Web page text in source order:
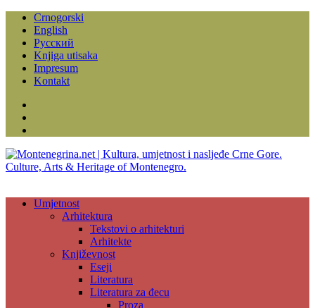
Crnogorski
English
Русский
Knjiga utisaka
Impresum
Kontakt
Umjetnost
Arhitektura
Tekstovi o arhitekturi
Arhitekte
Književnost
Eseji
Literatura
Literatura za đecu
Proza